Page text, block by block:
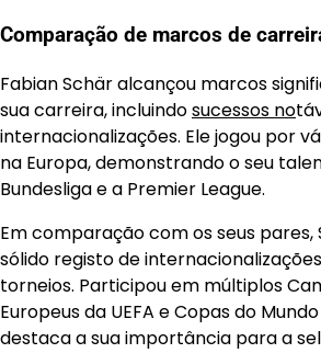
Comparação de marcos de
Fabian Schär alcançou marcos
sua carreira, incluindosucessos no
internacionalizações. Ele jogou por
na Europa, demonstrando o seu
Bundesliga e a Premier League.
Em comparação com os seus
sólido registo de
torneios. Participou em múltiplos
Europeus da UEFA e Copas do
destaca a sua importância para a